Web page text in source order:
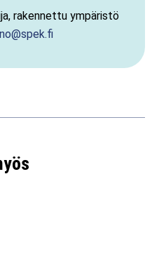
rakennettu ympäristö